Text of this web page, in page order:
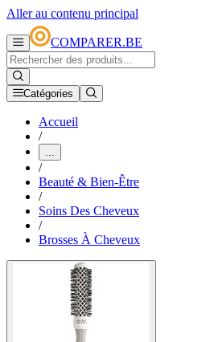
Aller au contenu principal
COMPARER.BE
Catégories
Accueil
/
...
/
Beauté & Bien-Être
/
Soins Des Cheveux
/
Brosses À Cheveux